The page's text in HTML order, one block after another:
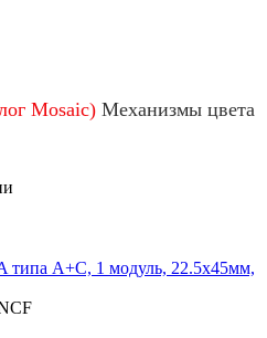
Mosaic) Механизмы цвета
типа A+С, 1 модуль, 22.5х45мм,